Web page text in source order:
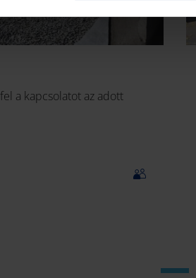
a kapcsolatot az adott